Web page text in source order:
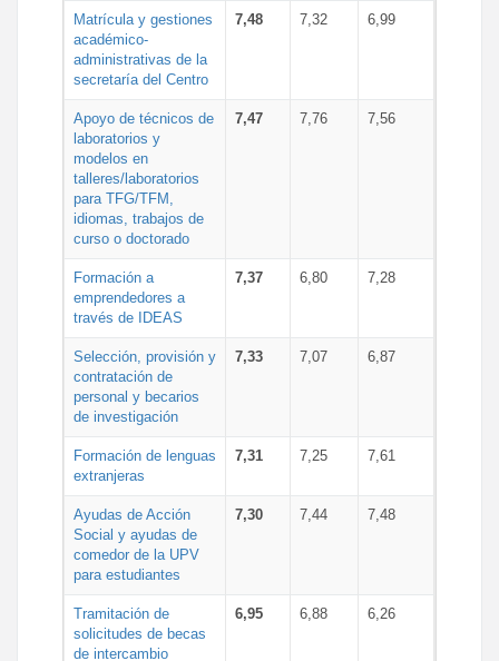
Matrícula y gestiones
académico-
administrativas de la
secretaría del Centro
7,48 7,32 6,99
Apoyo de técnicos de
laboratorios y
modelos en
talleres/laboratorios
para TFG/TFM,
idiomas, trabajos de
curso o doctorado
7,47 7,76 7,56
Formación a
emprendedores a
través de IDEAS
7,37 6,80 7,28
Selección, provisión y
contratación de
personal y becarios
de investigación
7,33 7,07 6,87
Formación de lenguas
extranjeras
7,31 7,25 7,61
Ayudas de Acción
Social y ayudas de
comedor de la UPV
para estudiantes
7,30 7,44 7,48
Tramitación de
solicitudes de becas
de intercambio
6,95 6,88 6,26